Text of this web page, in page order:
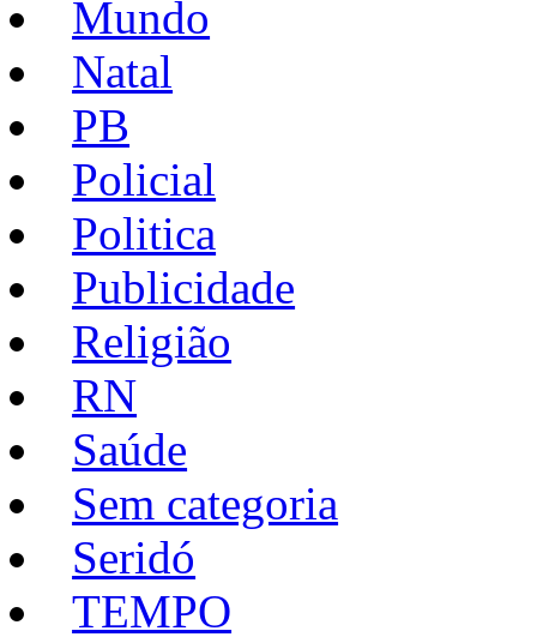
Mundo
Natal
PB
Policial
Politica
Publicidade
Religião
RN
Saúde
Sem categoria
Seridó
TEMPO